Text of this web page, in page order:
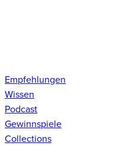
Empfehlungen
Wissen
Podcast
Gewinnspiele
Collections